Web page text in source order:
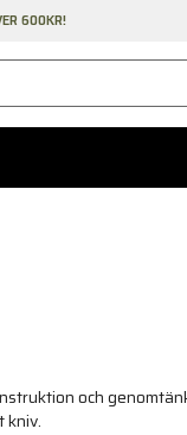
600KR!
och
kniv.